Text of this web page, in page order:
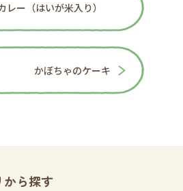
レー（はいが米入り）
かぼちゃのケーキ
から探す